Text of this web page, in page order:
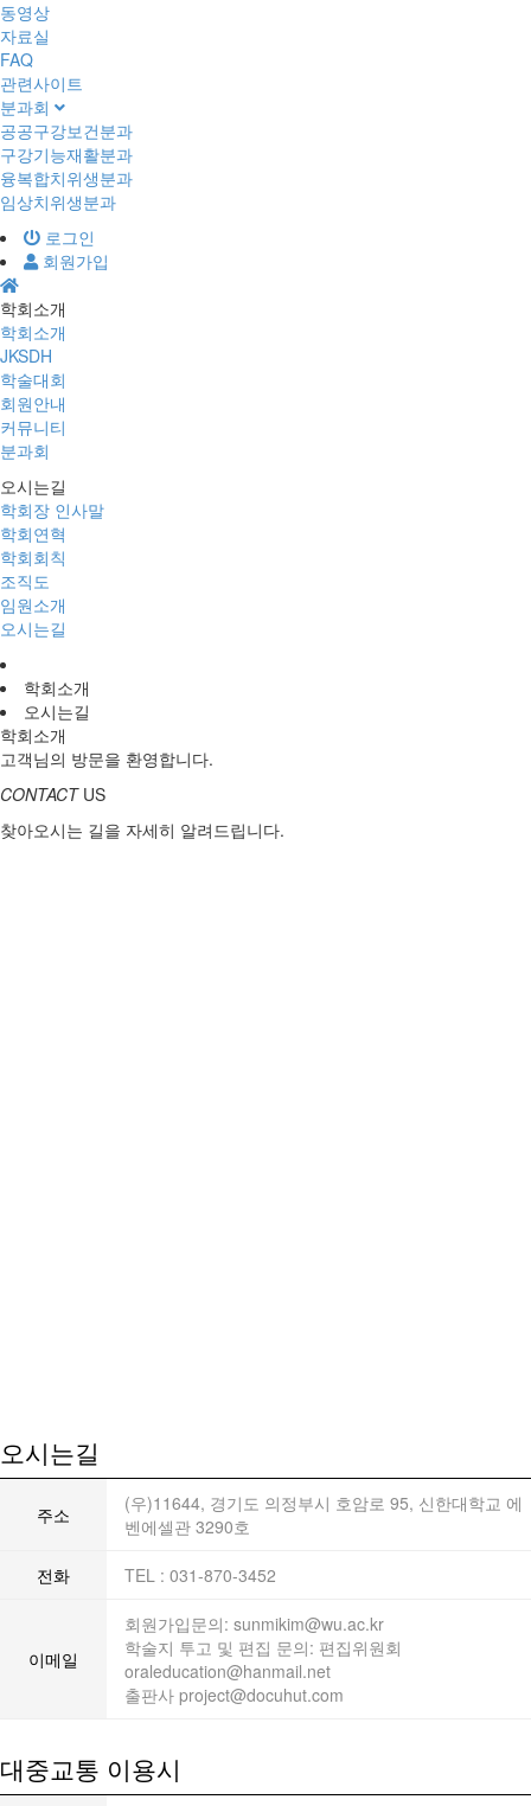
동영상
자료실
FAQ
관련사이트
분과회
공공구강보건분과
구강기능재활분과
융복합치위생분과
임상치위생분과
로그인
회원가입
학회소개
학회소개
JKSDH
학술대회
회원안내
커뮤니티
분과회
오시는길
학회장 인사말
학회연혁
학회회칙
조직도
임원소개
오시는길
학회소개
오시는길
학회소개
고객님의 방문을 환영합니다.
CONTACTUS
찾아오시는 길을 자세히 알려드립니다.
오시는길
주소
(우)11644, 경기도 의정부시 호암로 95, 신한대학교 에
벤에셀관 3290호
전화 TEL : 031-870-3452
이메일
회원가입문의: sunmikim@wu.ac.kr
학술지 투고 및 편집 문의: 편집위원회
oraleducation@hanmail.net
출판사 project@docuhut.com
대중교통 이용시